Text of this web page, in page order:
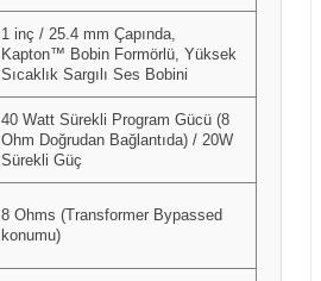
1 inç / 25.4 mm Çapında,
Kapton™ Bobin Formörlü, Yüksek
Sıcaklık Sargılı Ses Bobini
40 Watt Sürekli Program Gücü (8
Ohm Doğrudan Bağlantıda) / 20W
Sürekli Güç
8 Ohms (Transformer Bypassed
konumu)